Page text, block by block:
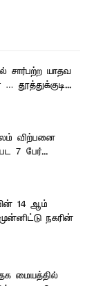
சார்பற்ற யாதவ
தூத்துக்குடி...
விற்பனை
7 பேர்...
14 ஆம்
நகரின்
மையத்தில்